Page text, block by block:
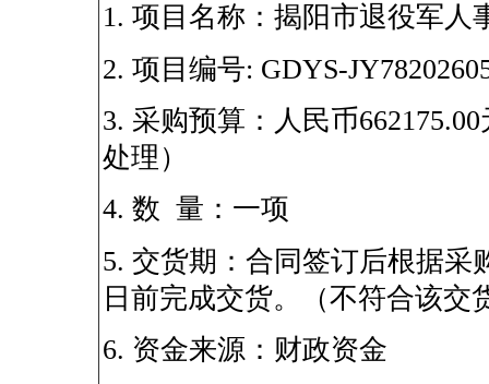
1. 项目名称：揭阳市退役军人
2. 项目编号: GDYS-
3. 采购预算：人民币662175.00
处理）
4. 数 量：一项
5. 交货期：合同签订后根据采
日前完成交货。（不符合该交
6. 资金来源：财政资金